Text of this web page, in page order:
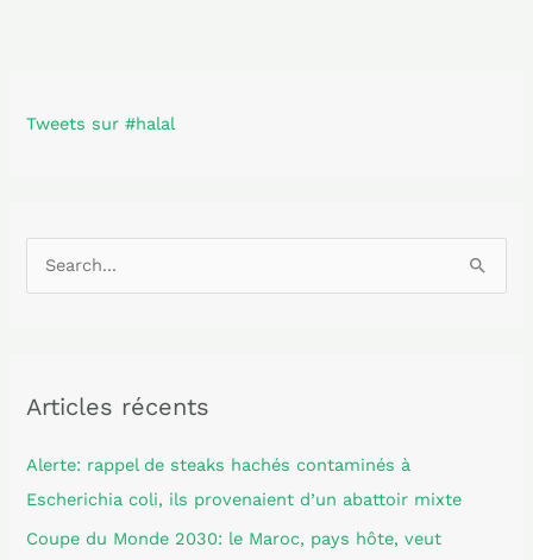
Tweets sur #halal
e
c
h
e
Articles récents
Alerte: rappel de steaks hachés contaminés à
Escherichia coli, ils provenaient d’un abattoir mixte
Coupe du Monde 2030: le Maroc, pays hôte, veut